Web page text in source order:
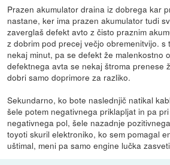
Prazen akumulator draina iz dobrega kar
nastane, ker ima prazen akumulator tudi
zaverglaš defekt avto z čisto praznim
z dobrim pod precej večjo obremenitvijo. s
nekaj minut, pa se defekt že malenkostno
defektnega avta se nekaj štroma prenese
dobri samo doprimore za razliko.
Sekundarno, ko bote naslednjič natikal
šele potem negativnega priklapljat in pa
negativnega pol, šele nazadnje
toyoti skuril elektroniko, ko sem pomagal
uštimal, meni pa samo engine lučka